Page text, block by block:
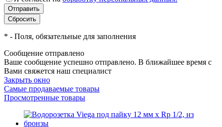
* - Поля, обязательные для заполнения
Сообщение отправлено
Ваше сообщение успешно отправлено. В ближайшее время с
Вами свяжется наш специалист
Закрыть окно
Самые продаваемые товары
Просмотренные товары